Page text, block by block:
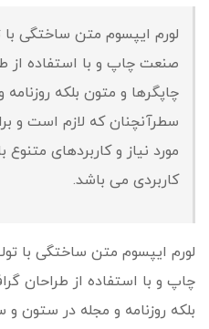
لورم ایپسوم متن ساختگی با
صنعت چاپ و با استفاده از
چاپگرها و متون بلکه
سطرآنچنان که لازم است و
مورد نیاز و کاربردهای متنوع
کاربردی می باشد.
لورم ایپسوم متن ساختگی با
چاپ و با استفاده از طراحان
بلکه روزنامه و مجله در ستون